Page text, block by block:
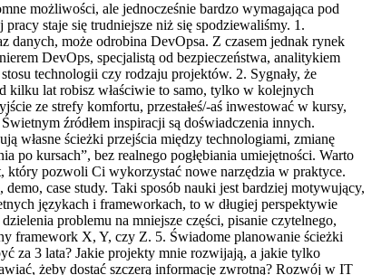
możliwości, ale jednocześnie bardzo wymagająca pod
pracy staje się trudniejsze niż się spodziewaliśmy. 1.
danych, może odrobina DevOpsa. Z czasem jednak rynek
DevOps, specjalistą od bezpieczeństwa, analitykiem
technologii czy rodzaju projektów. 2. Sygnały, że
kilku lat robisz właściwie to samo, tylko w kolejnych
ze strefy komfortu, przestałeś/-aś inwestować w kursy,
źródłem inspiracji są doświadczenia innych.
własne ścieżki przejścia między technologiami, zmianę
po kursach”, bez realnego pogłębiania umiejętności. Warto
który pozwoli Ci wykorzystać nowe narzędzia w praktyce.
case study. Taki sposób nauki jest bardziej motywujący,
językach i frameworkach, to w długiej perspektywie
problemu na mniejsze części, pisanie czytelnego,
framework X, Y, czy Z. 5. Świadome planowanie ścieżki
za 3 lata? Jakie projekty mnie rozwijają, a jakie tylko
żeby dostać szczerą informację zwrotną? Rozwój w IT